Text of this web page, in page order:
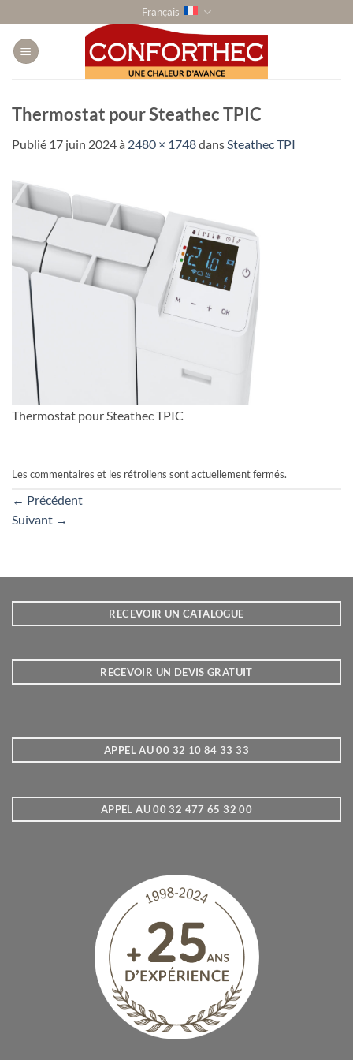
au
contenu
Français
Thermostat pour Steathec TPIC
Publié 17 juin 2024à 2480 × 1748dansSteathec TPI
Thermostat pour Steathec TPIC
Les commentaires et les rétroliens sont actuellement fermés.
← Précédent
Suivant →
RECEVOIR UN CATALOGUE
RECEVOIR UN DEVIS GRATUIT
APPEL AU 00 32 10 84 33 33
APPEL AU 00 32 477 65 32 00